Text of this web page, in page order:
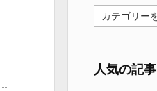
テ
ー
人気の記事